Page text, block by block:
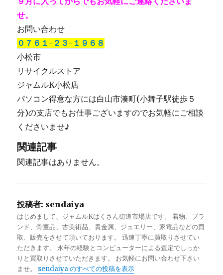
せ。
お問い合わせ
０７６１-２３-１９６８
小松市
リサイクルストア
ジャムルK小松店
パソコン得意な方には白山市湊町(小舞子駅徒歩５
分)の支店でもお仕事ございますのでお気軽にご相談
くださいませ♪
関連記事
関連記事はありません。
投稿者: sendaiya
はじめまして、ジャムルKはくさん街道市場店です。 着物、ブラ
ンド、骨董品、古美術品、貴金属、ジュエリー、家電品などの買
取、販売をさせて頂いております。 迅速丁寧に買取りさせてい
ただきます。 永年の経験とコンピューターによる査定でしっか
りと買取りさせていただきます。 お気軽にお問い合わせ下さい
ませ。 sendaiya のすべての投稿を表示